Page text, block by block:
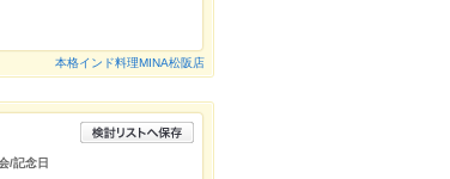
本格インド料理MINA松阪店
/記念日